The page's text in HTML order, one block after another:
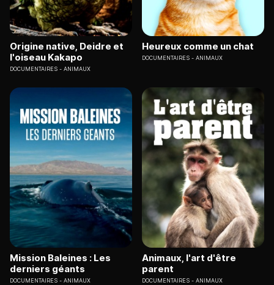
Origine native, Deidre et
l'oiseau Kakapo
DOCUMENTAIRES ANIMAUX
Heureux comme un chat
DOCUMENTAIRES ANIMAUX
Mission Baleines : Les
derniers géants
DOCUMENTAIRES ANIMAUX
Animaux, l'art d'être
parent
DOCUMENTAIRES ANIMAUX